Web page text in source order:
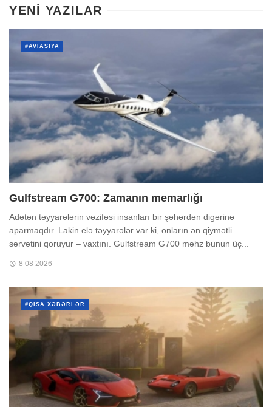
YENİ YAZILAR
#AVIASIYA
Gulfstream G700: Zamanın memarlığı
Adətən təyyarələrin vəzifəsi insanları bir şəhərdən digərinə
aparmaqdır. Lakin elə təyyarələr var ki, onların ən qiymətli
sərvətini qoruyur – vaxtını. Gulfstream G700 məhz bunun üç...
8 08 2026
#QISA XƏBƏRLƏR